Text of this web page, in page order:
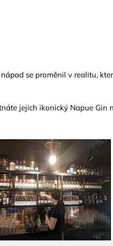
se proměnil v realitu,
jejich ikonický Napue Gin